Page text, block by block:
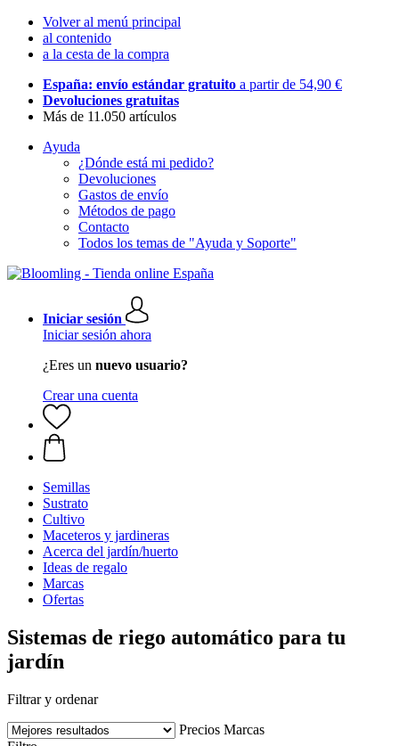
Volver al menú principal
al contenido
a la cesta de la compra
España: envío estándar gratuito a partir de 54,90 €
Devoluciones gratuitas
Más de 11.050 artículos
Ayuda
¿Dónde está mi pedido?
Devoluciones
Gastos de envío
Métodos de pago
Contacto
Todos los temas de "Ayuda y Soporte"
Iniciar sesión
Iniciar sesión ahora
¿Eres un nuevo usuario?
Crear una cuenta
Semillas
Sustrato
Cultivo
Maceteros y jardineras
Acerca del jardín/huerto
Ideas de regalo
Marcas
Ofertas
Sistemas de riego automático para tu
jardín
Filtrar y ordenar
Precios Marcas